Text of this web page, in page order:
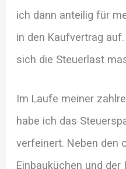
ich dann anteilig für
in den Kaufvertrag
sich die Steuerlast
Im Laufe meiner
habe ich das
verfeinert. Neben den
Einbauküchen und